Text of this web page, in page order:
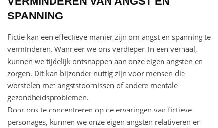
SPANNING
Fictie kan een effectieve manier zijn om angst en spanning te
verminderen. Wanneer we ons verdiepen in een verhaal,
kunnen we tijdelijk ontsnappen aan onze eigen angsten en
zorgen. Dit kan bijzonder nuttig zijn voor mensen die
worstelen met angststoornissen of andere mentale
gezondheidsproblemen.
Door ons te concentreren op de ervaringen van fictieve
personages, kunnen we onze eigen angsten relativeren en